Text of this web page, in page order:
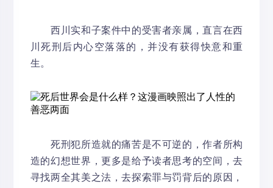
西川实和子案件中的受害者亲属，直言在西
川死刑后内心空落落的，并没有获得快意和重
生。
死刑犯所造就的痛苦是不可逆的，作者所构
造的幻想世界，更多是给予读者思考的空间，去
寻找两全其美之法，去探索罪与罚背后的原因，